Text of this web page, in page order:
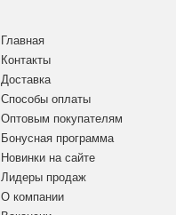
Главная
Контакты
Доставка
Способы оплаты
Оптовым покупателям
Бонусная программа
Новинки на сайте
Лидеры продаж
О компании